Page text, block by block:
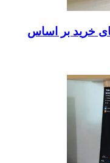
۲۰۲۶ | راهنمای خرید بر اساس